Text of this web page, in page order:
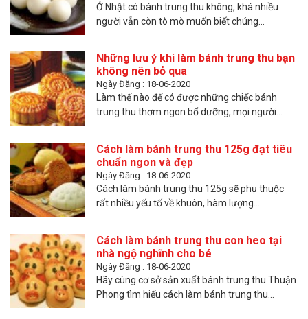
Ở Nhật có bánh trung thu không, khá nhiều
người vẫn còn tò mò muốn biết chúng...
Những lưu ý khi làm bánh trung thu bạn
không nên bỏ qua
Ngày Đăng : 18-06-2020
Làm thế nào để có được những chiếc bánh
trung thu thơm ngon bổ dưỡng, mọi người...
Cách làm bánh trung thu 125g đạt tiêu
chuẩn ngon và đẹp
Ngày Đăng : 18-06-2020
Cách làm bánh trung thu 125g sẽ phụ thuộc
rất nhiều yếu tố về khuôn, hàm lượng...
Cách làm bánh trung thu con heo tại
nhà ngộ nghĩnh cho bé
Ngày Đăng : 18-06-2020
Hãy cùng cơ sở sản xuẩt bánh trung thu Thuận
Phong tìm hiểu cách làm bánh trung thu...